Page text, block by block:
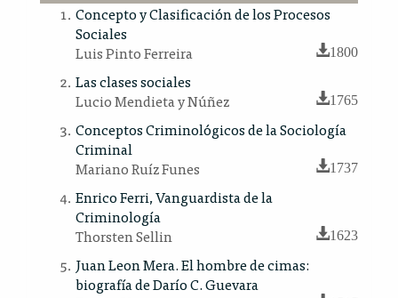
Concepto y Clasificación de los Procesos
Sociales
Luis Pinto Ferreira
1800
Las clases sociales
Lucio Mendieta y Núñez
1765
Conceptos Criminológicos de la Sociología
Criminal
Mariano Ruíz Funes
1737
Enrico Ferri, Vanguardista de la
Criminología
Thorsten Sellin
1623
Juan Leon Mera. El hombre de cimas:
biografía de Darío C. Guevara